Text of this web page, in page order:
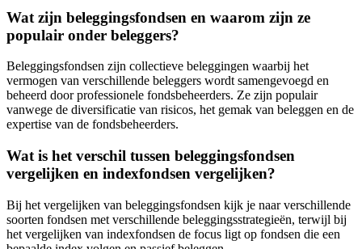
Wat zijn beleggingsfondsen en waarom zijn ze
populair onder beleggers?
Beleggingsfondsen zijn collectieve beleggingen waarbij het
vermogen van verschillende beleggers wordt samengevoegd en
beheerd door professionele fondsbeheerders. Ze zijn populair
vanwege de diversificatie van risicos, het gemak van beleggen en de
expertise van de fondsbeheerders.
Wat is het verschil tussen beleggingsfondsen
vergelijken en indexfondsen vergelijken?
Bij het vergelijken van beleggingsfondsen kijk je naar verschillende
soorten fondsen met verschillende beleggingsstrategieën, terwijl bij
het vergelijken van indexfondsen de focus ligt op fondsen die een